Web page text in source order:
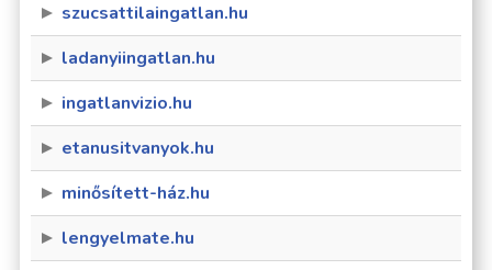
szucsattilaingatlan.hu
ladanyiingatlan.hu
ingatlanvizio.hu
etanusitvanyok.hu
minősített-ház.hu
lengyelmate.hu